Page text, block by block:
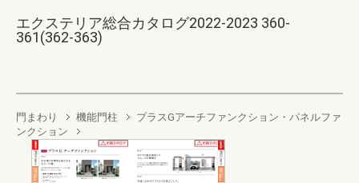
エクステリア総合カタログ2022-2023 360-
361(362-363)
門まわり 機能門柱
プラスGアーチファンクション・パネルファ
ンクション